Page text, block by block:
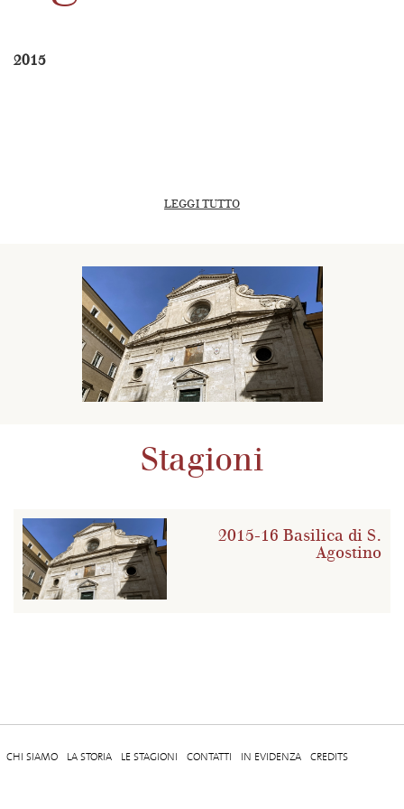
2015
LEGGI TUTTO
Stagioni
2015-16 Basilica di S.
Agostino
CHI SIAMO LA STORIA LE STAGIONI CONTATTI IN EVIDENZA CREDITS